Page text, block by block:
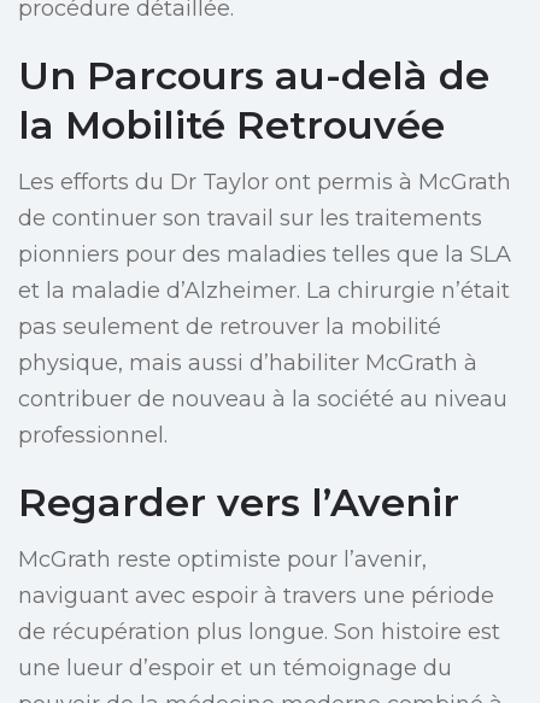
procédure détaillée.
Un Parcours au-delà de
la Mobilité Retrouvée
Les efforts du Dr Taylor ont permis à McGrath
de continuer son travail sur les traitements
pionniers pour des maladies telles que la SLA
et la maladie d’Alzheimer. La chirurgie n’était
pas seulement de retrouver la mobilité
physique, mais aussi d’habiliter McGrath à
contribuer de nouveau à la société au niveau
professionnel.
Regarder vers l’Avenir
McGrath reste optimiste pour l’avenir,
naviguant avec espoir à travers une période
de récupération plus longue. Son histoire est
une lueur d’espoir et un témoignage du